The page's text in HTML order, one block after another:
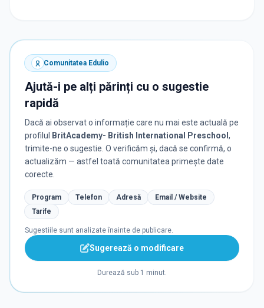
Comunitatea Edulio
Ajută-i pe alți părinți cu o sugestie
rapidă
Dacă ai observat o informație care nu mai este actuală pe
profilul
BritAcademy- British International Preschool ,
trimite-ne o sugestie. O verificăm și, dacă se confirmă, o
actualizăm — astfel toată comunitatea primește date
corecte.
Program Telefon Adresă
Email / Website
Tarife
Sugestiile sunt analizate înainte de publicare.
Sugerează o modificare
Durează sub 1 minut.